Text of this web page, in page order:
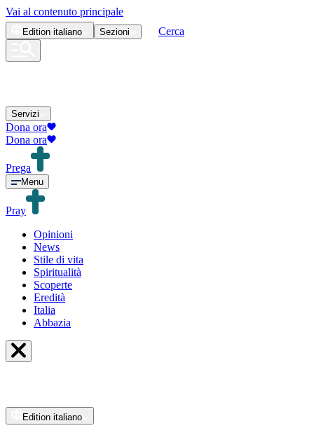
Vai al contenuto principale
Edition italiano Sezioni Cerca
Servizi
Dona ora
Dona ora
Prega
Menu
Pray
Opinioni
News
Stile di vita
Spiritualità
Scoperte
Eredità
Italia
Abbazia
Edition italiano